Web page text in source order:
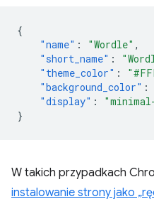
{
"name" : "Wordle" ,
"short_name" :
"theme_color" :
"background_color" :
"display" :
}
W takich przypadkach
instalowanie strony jako